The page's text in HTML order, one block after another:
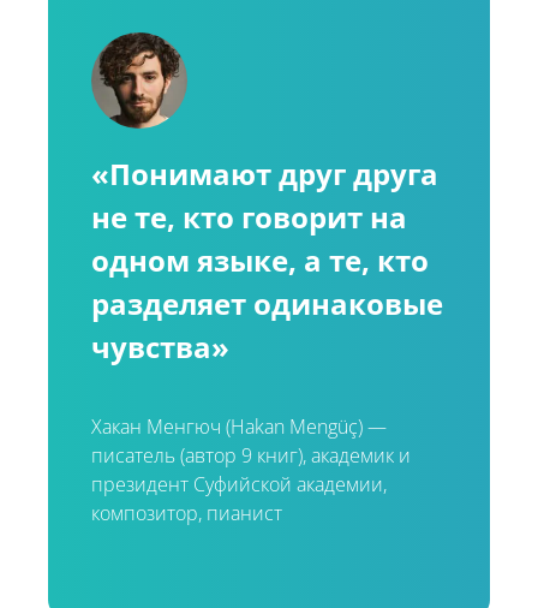
«Понимаютдругдруга
нете, кто говорит на
одном языке, а те, кто
разделяет одинаковые
чувства»
Хакан Менгюч (Hakan Mengüç)—
писатель(автор 9 книг),академик и
президент Суфийской академии,
композитор, пианист